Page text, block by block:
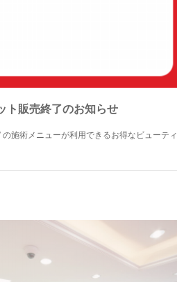
ト販売終了のお知らせ
の施術メニューが利用できるお得なビューティ